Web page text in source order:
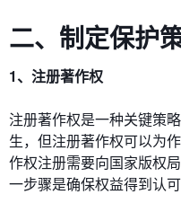
二、制定保护
1、注册著作权
注册著作权是一种关键策
生，但注册著作权可以为
作权注册需要向国家版权
一步骤是确保权益得到认可